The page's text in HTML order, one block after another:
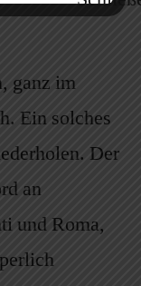
ganz im
Ein solches
Der
an
und Roma,